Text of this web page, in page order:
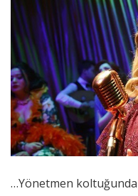
…Yönetmen